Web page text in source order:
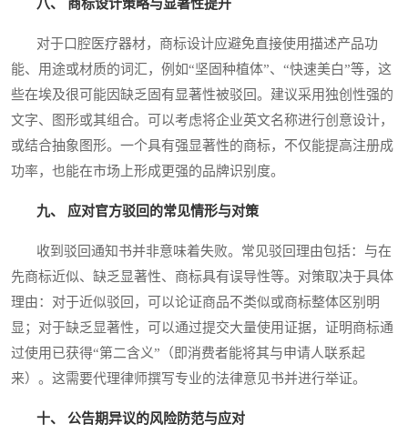
八、 商标设计策略与显著性提升
对于口腔医疗器材，商标设计应避免直接使用描述产品功
能、用途或材质的词汇，例如“坚固种植体”、“快速美白”等，这
些在埃及很可能因缺乏固有显著性被驳回。建议采用独创性强的
文字、图形或其组合。可以考虑将企业英文名称进行创意设计，
或结合抽象图形。一个具有强显著性的商标，不仅能提高注册成
功率，也能在市场上形成更强的品牌识别度。
九、 应对官方驳回的常见情形与对策
收到驳回通知书并非意味着失败。常见驳回理由包括：与在
先商标近似、缺乏显著性、商标具有误导性等。对策取决于具体
理由：对于近似驳回，可以论证商品不类似或商标整体区别明
显；对于缺乏显著性，可以通过提交大量使用证据，证明商标通
过使用已获得“第二含义”（即消费者能将其与申请人联系起
来）。这需要代理律师撰写专业的法律意见书并进行举证。
十、 公告期异议的风险防范与应对